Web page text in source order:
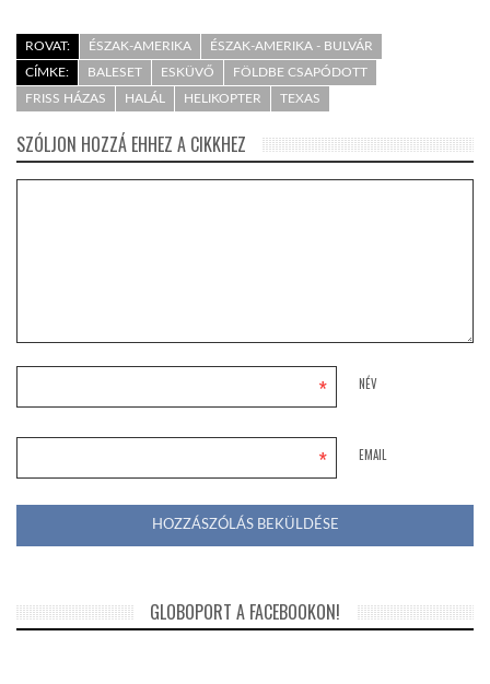
ROVAT: ÉSZAK-AMERIKA
ÉSZAK-AMERIKA - BULVÁR
CÍMKE:
BALESET ESKÜVŐ
FÖLDBE CSAPÓDOTT
FRISS HÁZAS
HALÁL HELIKOPTER TEXAS
SZÓLJON HOZZÁ EHHEZ A CIKKHEZ
NÉV
*
EMAIL
*
GLOBOPORT A FACEBOOKON!